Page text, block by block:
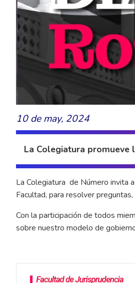
10 de may, 2024
La Colegiatura
La Colegiatura de Número invita
Facultad, para resolver
Con la participación de todos
sobre nuestro modelo de